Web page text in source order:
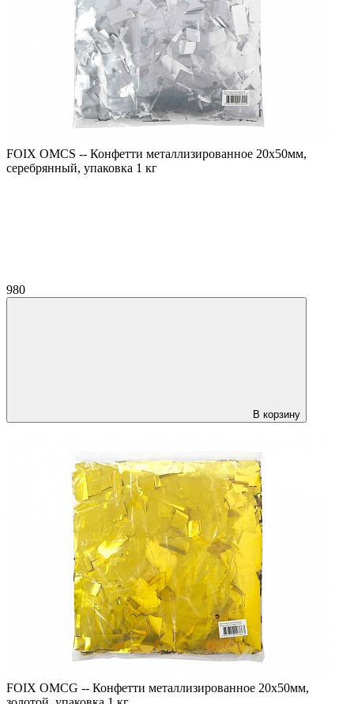
FOIX OMCS -- Конфетти металлизированное 20х50мм,
серебрянный, упаковка 1 кг
980
В корзину
FOIX OMCG -- Конфетти металлизированное 20х50мм,